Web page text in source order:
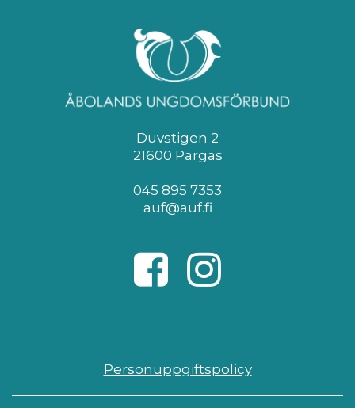
Duvstigen 2
21600 Pargas
045 895 7353
auf@auf.fi
Personuppgiftspolicy